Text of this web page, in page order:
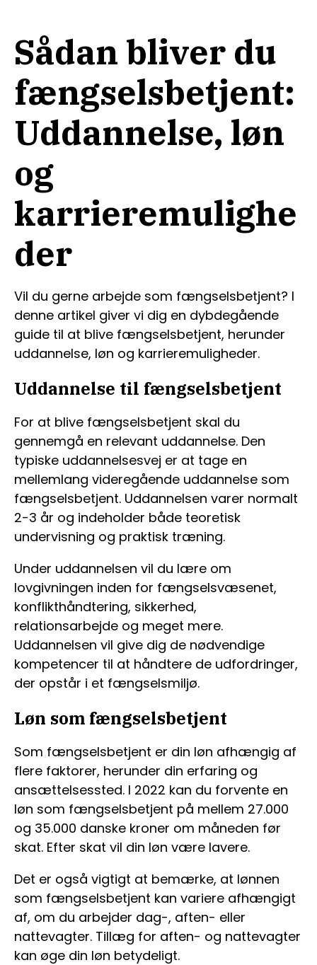
Sådan bliver du
fængselsbetjent:
Uddannelse, løn
og
karrieremulighe
der
Vil du gerne arbejde som fængselsbetjent? I
denne artikel giver vi dig en dybdegående
guide til at blive fængselsbetjent, herunder
uddannelse, løn og karrieremuligheder.
Uddannelse til fængselsbetjent
For at blive fængselsbetjent skal du
gennemgå en relevant uddannelse. Den
typiske uddannelsesvej er at tage en
mellemlang videregående uddannelse som
fængselsbetjent. Uddannelsen varer normalt
2-3 år og indeholder både teoretisk
undervisning og praktisk træning.
Under uddannelsen vil du lære om
lovgivningen inden for fængselsvæsenet,
konflikthåndtering, sikkerhed,
relationsarbejde og meget mere.
Uddannelsen vil give dig de nødvendige
kompetencer til at håndtere de udfordringer,
der opstår i et fængselsmiljø.
Løn som fængselsbetjent
Som fængselsbetjent er din løn afhængig af
flere faktorer, herunder din erfaring og
ansættelsessted. I 2022 kan du forvente en
løn som fængselsbetjent på mellem 27.000
og 35.000 danske kroner om måneden før
skat. Efter skat vil din løn være lavere.
Det er også vigtigt at bemærke, at lønnen
som fængselsbetjent kan variere afhængigt
af, om du arbejder dag-, aften- eller
nattevagter. Tillæg for aften- og nattevagter
kan øge din løn betydeligt.